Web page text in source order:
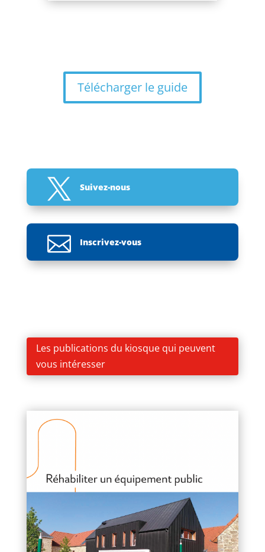
Télécharger le guide
 Suivez-nous
 Inscrivez-vous
Les publications du kiosque qui peuvent
vous intéresser